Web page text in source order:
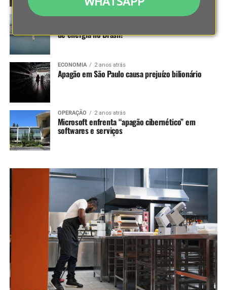
ECONOMIA 2 anos atrás
de energia no Brasil?
ECONOMIA 2 anos atrás
Apagão em São Paulo causa prejuízo bilionário
OPERAÇÃO 2 anos atrás
Microsoft enfrenta “apagão cibernético” em
softwares e serviços